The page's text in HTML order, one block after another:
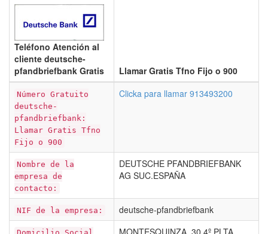
Teléfono Atención al
cliente deutsche-
pfandbriefbank Gratis
Llamar Gratis Tfno Fijo o 900
Número Gratuito
deutsche-
pfandbriefbank:
Llamar Gratis Tfno
Fijo o 900
Clicka para llamar 913493200
Nombre de la
empresa de
contacto:
DEUTSCHE PFANDBRIEFBANK
AG SUC.ESPAÑA
NIF de la empresa: deutsche-pfandbriefbank
MONTESQUINZA, 30 4º PLTA.